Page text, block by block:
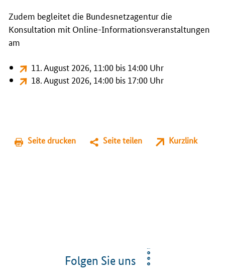
Zudem begleitet die Bundesnetzagentur die
Konsultation mit Online-Informationsveranstaltungen
am
11. August 2026 , 11:00 bis 14:00 Uhr
18. August 2026 , 14:00 bis 17:00 Uhr
Seite drucken Seite teilen Kurzlink
Folgen Sie uns